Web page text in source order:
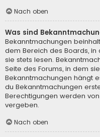
Nach oben
Was sind
Bekanntmachungen
dem Bereich des Boards,
sie stets lesen.
Seite des Forums, in dem
Bekanntmachungen hängt
du Bekanntmachungen
Berechtigungen werden
vergeben.
Nach oben